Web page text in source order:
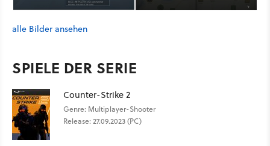
alle Bilder ansehen
SPIELE DER SERIE
Counter-Strike 2
Genre: Multiplayer-Shooter
Release: 27.09.2023 (PC)